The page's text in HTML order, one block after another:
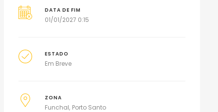
DATA DE FIM
01/01/2027 0:15
ESTADO
Em Breve
ZONA
Funchal Porto Santo